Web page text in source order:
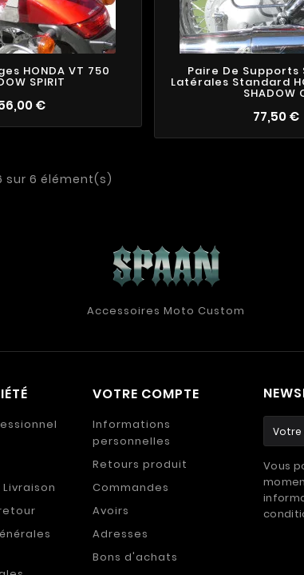
HONDA VT 750
SPIRIT
€
Paire De Supports
Latérales Standard
SHADOW
77,50 €
sur 6 élément(s)
Accessoires Moto Custom
VOTRE COMPTE
Informations
personnelles
Retours produit
Commandes
Avoirs
Adresses
Bons d'achats
Vous